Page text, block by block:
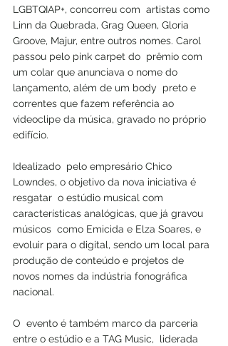
LGBTQIAP+, concorreu com  artistas como
Linn da Quebrada, Grag Queen, Gloria
Groove, Majur, entre outros nomes. Carol
passou pelo pink carpet do  prêmio com
um colar que anunciava o nome do
lançamento, além de um body  preto e
correntes que fazem referência ao
videoclipe da música, gravado no próprio
edifício.
Idealizado  pelo empresário Chico
Lowndes, o objetivo da nova iniciativa é
resgatar  o estúdio musical com
características analógicas, que já gravou
músicos  como Emicida e Elza Soares, e
evoluir para o digital, sendo um local para
produção de conteúdo e projetos de
novos nomes da indústria fonográfica
nacional.
O  evento é também marco da parceria
entre o estúdio e a TAG Music,  liderada